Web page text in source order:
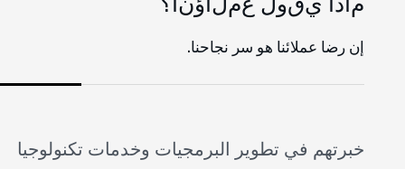
إن رضا عملائنا هو سر نجاحنا.
خبرتهم في تطوير البرمجيات وخدمات تكنولوجيا